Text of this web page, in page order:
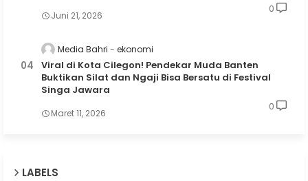
Juni 21, 2026
0
Media Bahri ekonomi
Viral di Kota Cilegon! Pendekar Muda Banten
Buktikan Silat dan Ngaji Bisa Bersatu di Festival
Singa Jawara
Maret 11, 2026
0
LABELS